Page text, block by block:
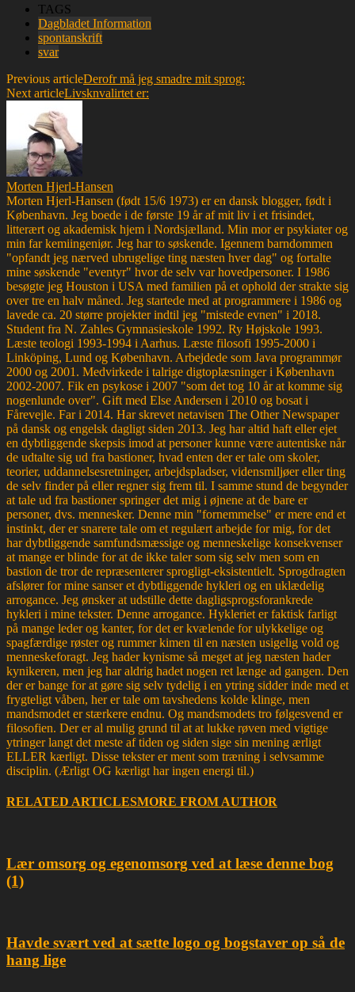
TAGS
Dagbladet Information
spontanskrift
svar
Previous articleDerofr må jeg smadre mit sprog:
Next articleLivsknvalirtet er:
Morten Hjerl-Hansen
Morten Hjerl-Hansen (født 15/6 1973) er en dansk blogger, født i
København. Jeg boede i de første 19 år af mit liv i et frisindet,
litterært og akademisk hjem i Nordsjælland. Min mor er psykiater og
min far kemiingeniør. Jeg har to søskende. Igennem barndommen
"opfandt jeg nærved ubrugelige ting næsten hver dag" og fortalte
mine søskende "eventyr" hvor de selv var hovedpersoner. I 1986
besøgte jeg Houston i USA med familien på et ophold der strakte sig
over tre en halv måned. Jeg startede med at programmere i 1986 og
lavede ca. 20 større projekter indtil jeg "mistede evnen" i 2018.
Student fra N. Zahles Gymnasieskole 1992. Ry Højskole 1993.
Læste teologi 1993-1994 i Aarhus. Læste filosofi 1995-2000 i
Linköping, Lund og København. Arbejdede som Java programmør
2000 og 2001. Medvirkede i talrige digtoplæsninger i København
2002-2007. Fik en psykose i 2007 "som det tog 10 år at komme sig
nogenlunde over". Gift med Else Andersen i 2010 og bosat i
Fårevejle. Far i 2014. Har skrevet netavisen The Other Newspaper
på dansk og engelsk dagligt siden 2013. Jeg har altid haft eller ejet
en dybtliggende skepsis imod at personer kunne være autentiske når
de udtalte sig ud fra bastioner, hvad enten der er tale om skoler,
teorier, uddannelsesretninger, arbejdspladser, vidensmiljøer eller ting
de selv finder på eller regner sig frem til. I samme stund de begynder
at tale ud fra bastioner springer det mig i øjnene at de bare er
personer, dvs. mennesker. Denne min "fornemmelse" er mere end et
instinkt, der er snarere tale om et regulært arbejde for mig, for det
har dybtliggende samfundsmæssige og menneskelige konsekvenser
at mange er blinde for at de ikke taler som sig selv men som en
bastion de tror de repræsenterer sprogligt-eksistentielt. Sprogdragten
afslører for mine sanser et dybtliggende hykleri og en uklædelig
arrogance. Jeg ønsker at udstille dette dagligsprogsforankrede
hykleri i mine tekster. Denne arrogance. Hykleriet er faktisk farligt
på mange leder og kanter, for det er kvælende for ulykkelige og
spagfærdige røster og rummer kimen til en næsten usigelig vold og
menneskeforagt. Jeg hader kynisme så meget at jeg næsten hader
kynikeren, men jeg har aldrig hadet nogen ret længe ad gangen. Den
der er bange for at gøre sig selv tydelig i en ytring sidder inde med et
frygteligt våben, her er tale om tavshedens kolde klinge, men
mandsmodet er stærkere endnu. Og mandsmodets tro følgesvend er
filosofien. Der er al mulig grund til at at lukke røven med vigtige
ytringer langt det meste af tiden og siden sige sin mening ærligt
ELLER kærligt. Disse tekster er ment som træning i selvsamme
disciplin. (Ærligt OG kærligt har ingen energi til.)
RELATED ARTICLESMORE FROM AUTHOR
Lær omsorg og egenomsorg ved at læse denne bog
(1)
Havde svært ved at sætte logo og bogstaver op så de
hang lige